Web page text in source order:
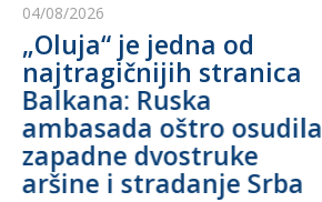
04/08/2026
„Oluja“ je jedna od
najtragičnijih stranica
Balkana: Ruska
ambasada oštro osudila
zapadne dvostruke
aršine i stradanje Srba